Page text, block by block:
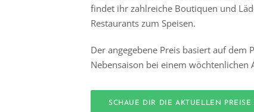
findet ihr zahlreiche Boutiquen und
Restaurants zum Speisen.
Der angegebene Preis basiert auf dem
Nebensaison bei einem wöchtenlichen
SCHAUE DIR DIE AKTUELLEN